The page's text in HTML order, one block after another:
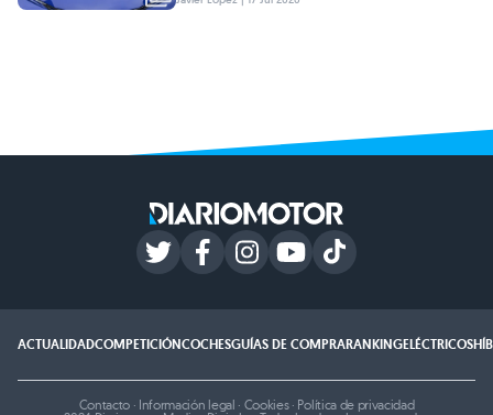
ACTUALIDADCOMPETICIÓNCOCHESGUÍAS DE COMPRARANKINGELÉCTRICOS
Contacto · Información legal · Cookies· Política de privacidad